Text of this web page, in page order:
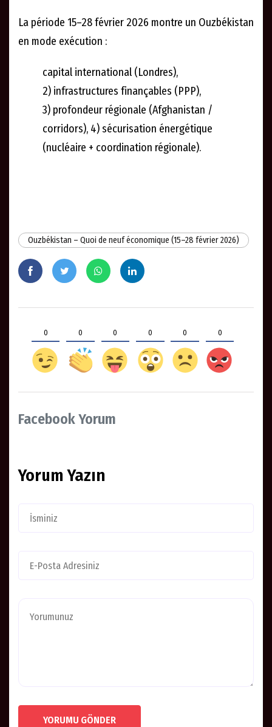
La période 15–28 février 2026 montre un Ouzbékistan
en mode exécution :
capital international (Londres),
2) infrastructures finançables (PPP),
3) profondeur régionale (Afghanistan /
corridors), 4) sécurisation énergétique
(nucléaire + coordination régionale).
Ouzbékistan – Quoi de neuf économique (15–28 février 2026)
0 0 0 0 0 0
Facebook Yorum
Yorum Yazın
YORUMU GÖNDER